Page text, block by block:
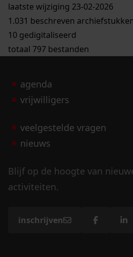
laatste wijziging 23-02-2026
1.031 beschreven
10 gedigitaliseerd
totaal 797 bestanden
agenda
vrijwilligers
veelgestelde vragen
nieuws
Blijf op de hoogte van
activiteiten.
inschrijven